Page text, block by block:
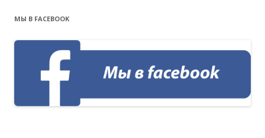
МЫ В FACEBOOK